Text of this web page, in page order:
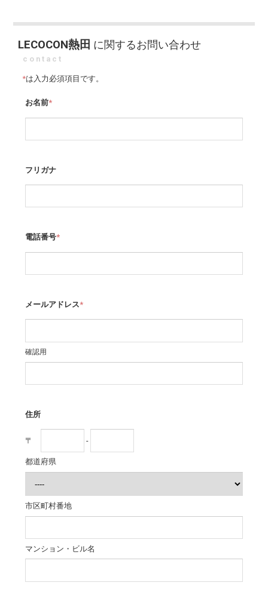
LECOCON熱田 に関するお問い合わせ
contact
*は入力必須項目です。
お名前*
フリガナ
電話番号*
メールアドレス*
確認用
住所
〒 -
都道府県
市区町村番地
マンション・ビル名